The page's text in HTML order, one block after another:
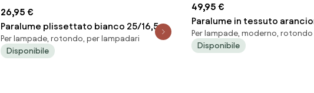
26,95 €
Paralume plissettato bianco 25/16,5
cm
Per lampade, rotondo, per lampadari
Disponibile
49,95 €
Paralume in tessuto
interno dorato 35/35/20
Per lampade, moderno, rotondo
Disponibile